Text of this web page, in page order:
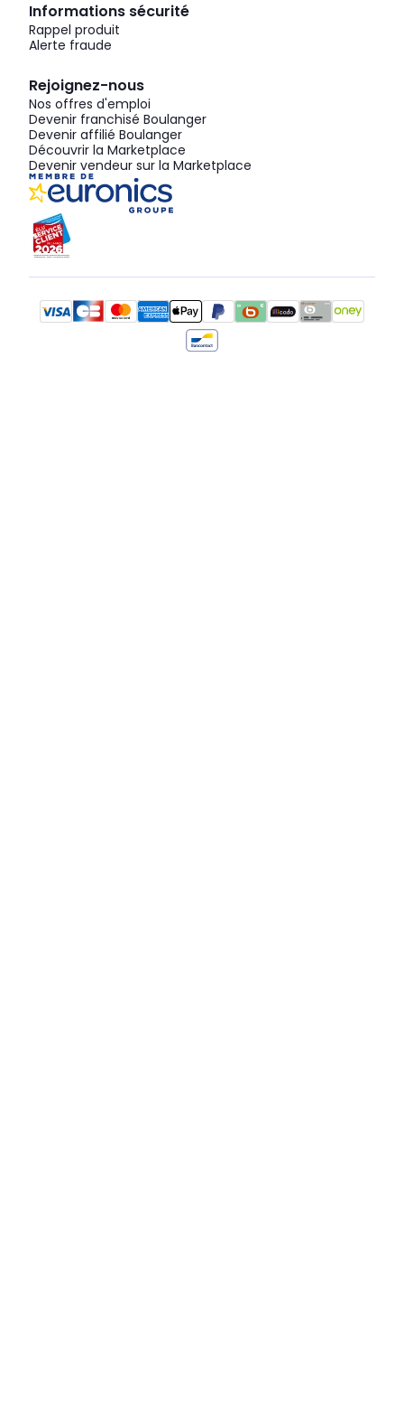
Informations sécurité
Rappel produit
Alerte fraude
Rejoignez-nous
Nos offres d'emploi
Devenir franchisé Boulanger
Devenir affilié Boulanger
Découvrir la Marketplace
Devenir vendeur sur la Marketplace